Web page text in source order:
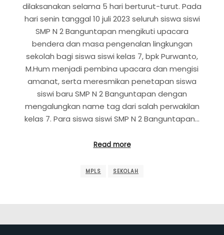
dilaksanakan selama 5 hari berturut-turut. Pada
hari senin tanggal 10 juli 2023 seluruh siswa siswi
SMP N 2 Banguntapan mengikuti upacara
bendera dan masa pengenalan lingkungan
sekolah bagi siswa siswi kelas 7, bpk Purwanto,
M.Hum menjadi pembina upacara dan mengisi
amanat, serta meresmikan penetapan siswa
siswi baru SMP N 2 Banguntapan dengan
mengalungkan name tag dari salah perwakilan
kelas 7. Para siswa siswi SMP N 2 Banguntapan…
Read more
MPLS SEKOLAH